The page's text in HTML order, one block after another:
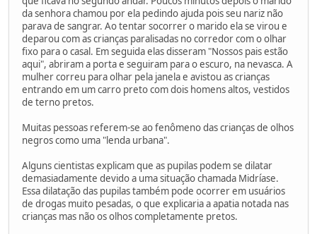
da senhora chamou por ela pedindo ajuda pois seu nariz não
parava de sangrar. Ao tentar socorrer o marido ela se virou e
deparou com as crianças paralisadas no corredor com o olhar
fixo para o casal. Em seguida elas disseram "Nossos pais estão
aqui", abriram a porta e seguiram para o escuro, na nevasca. A
mulher correu para olhar pela janela e avistou as crianças
entrando em um carro preto com dois homens altos, vestidos
de terno pretos.
Muitas pessoas referem-se ao fenômeno das crianças de olhos
negros como uma "lenda urbana".
Alguns cientistas explicam que as pupilas podem se dilatar
demasiadamente devido a uma situação chamada Midríase.
Essa dilatação das pupilas também pode ocorrer em usuários
de drogas muito pesadas, o que explicaria a apatia notada nas
crianças mas não os olhos completamente pretos.